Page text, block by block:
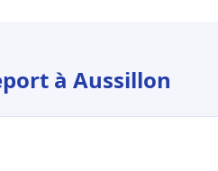
à Aussillon